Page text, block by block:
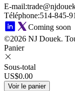
E-mail:
Téléphone:514-845-
Coming soon
©2026 NJ Douek.
Panier
Sous-total
US$0.00
Voir le panier